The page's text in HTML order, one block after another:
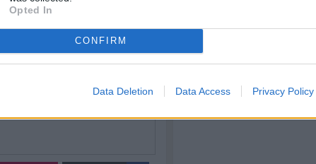
Opted In
CONFIRM
Data Deletion Data Access Privacy Policy
Like uns auf Facebook...